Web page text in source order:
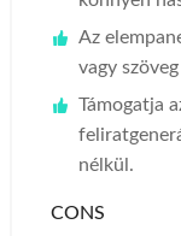
Az
vagy
Támogatja
nélkül.
CONS